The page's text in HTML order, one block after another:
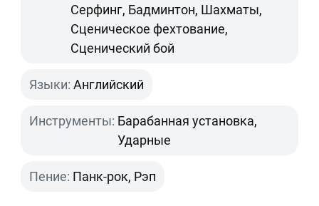
Серфинг, Бадминтон, Шахматы,
Сценическое фехтование,
Сценический бой
Языки: Английский
Инструменты: Барабанная установка,
Ударные
Пение: Панк-рок, Рэп